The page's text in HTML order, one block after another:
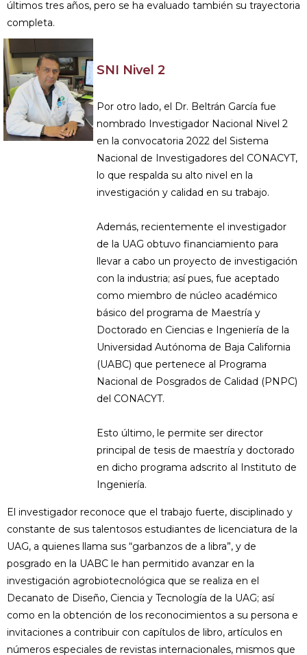
últimos tres años, pero se ha evaluado también su trayectoria
completa.
SNI Nivel 2
Por otro lado, el Dr. Beltrán García fue
nombrado Investigador Nacional Nivel 2
en la convocatoria 2022 del Sistema
Nacional de Investigadores del CONACYT,
lo que respalda su alto nivel en la
investigación y calidad en su trabajo.
Además, recientemente el investigador
de la UAG obtuvo financiamiento para
llevar a cabo un proyecto de investigación
con la industria; así pues, fue aceptado
como miembro de núcleo académico
básico del programa de Maestría y
Doctorado en Ciencias e Ingeniería de la
Universidad Autónoma de Baja California
(UABC) que pertenece al Programa
Nacional de Posgrados de Calidad (PNPC)
del CONACYT.
Esto último, le permite ser director
principal de tesis de maestría y doctorado
en dicho programa adscrito al Instituto de
Ingeniería.
El investigador reconoce que el trabajo fuerte, disciplinado y
constante de sus talentosos estudiantes de licenciatura de la
UAG, a quienes llama sus “garbanzos de a libra”, y de
posgrado en la UABC le han permitido avanzar en la
investigación agrobiotecnológica que se realiza en el
Decanato de Diseño, Ciencia y Tecnología de la UAG; así
como en la obtención de los reconocimientos a su persona e
invitaciones a contribuir con capítulos de libro, artículos en
números especiales de revistas internacionales, mismos que